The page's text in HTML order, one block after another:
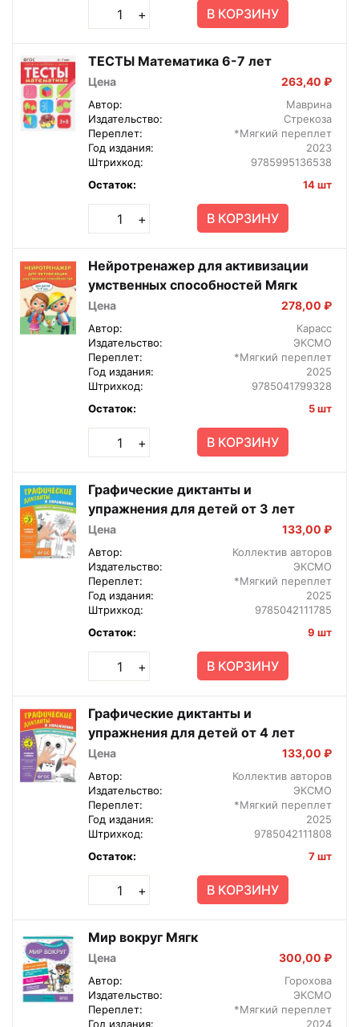
+ В КОРЗИНУ
ТЕСТЫ Математика 6-7 лет
Цена 263,40 ₽
Автор:
Маврина
Издательство:
Стрекоза
Переплет:
*Мягкий переплет
Год издания:
2023
Штрихкод:
9785995136538
Остаток:
14 шт
+ В КОРЗИНУ
Нейротренажер для активизации
умственных способностей Мягк
Цена 278,00 ₽
Автор:
Карасс
Издательство:
ЭКСМО
Переплет:
*Мягкий переплет
Год издания:
2025
Штрихкод:
9785041799328
Остаток:
5 шт
+ В КОРЗИНУ
Графические диктанты и
упражнения для детей от 3 лет
Цена 133,00 ₽
Автор:
Коллектив авторов
Издательство:
ЭКСМО
Переплет:
*Мягкий переплет
Год издания:
2025
Штрихкод:
9785042111785
Остаток:
9 шт
+ В КОРЗИНУ
Графические диктанты и
упражнения для детей от 4 лет
Цена 133,00 ₽
Автор:
Коллектив авторов
Издательство:
ЭКСМО
Переплет:
*Мягкий переплет
Год издания:
2025
Штрихкод:
9785042111808
Остаток:
7 шт
+ В КОРЗИНУ
Мир вокруг Мягк
Цена 300,00 ₽
Автор:
Горохова
Издательство:
ЭКСМО
Переплет:
*Мягкий переплет
Год издания:
2024